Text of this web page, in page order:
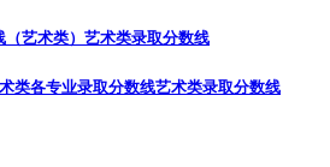
艺术类） 艺术类录取分数线
类各专业录取分数线艺术类录取分数线